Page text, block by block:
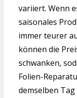
variiert. Wenn
saisonales
immer teurer
können die
schwanken,
Folien-
demselben